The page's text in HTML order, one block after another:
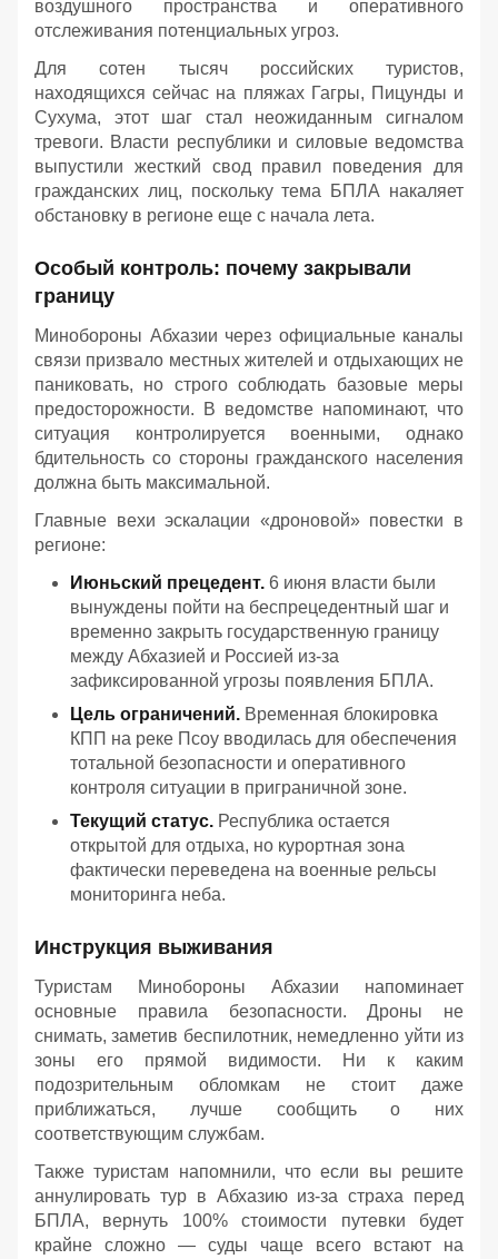
воздушного пространства и оперативного
отслеживания потенциальных угроз.
Для сотен тысяч российских туристов,
находящихся сейчас на пляжах Гагры, Пицунды и
Сухума, этот шаг стал неожиданным сигналом
тревоги. Власти республики и силовые ведомства
выпустили жесткий свод правил поведения для
гражданских лиц, поскольку тема БПЛА накаляет
обстановку в регионе еще с начала лета.
Особый контроль: почему закрывали
границу
Минобороны Абхазии через официальные каналы
связи призвало местных жителей и отдыхающих не
паниковать, но строго соблюдать базовые меры
предосторожности. В ведомстве напоминают, что
ситуация контролируется военными, однако
бдительность со стороны гражданского населения
должна быть максимальной.
Главные вехи эскалации «дроновой» повестки в
регионе:
Июньский прецедент. 6 июня власти были
вынуждены пойти на беспрецедентный шаг и
временно закрыть государственную границу
между Абхазией и Россией из-за
зафиксированной угрозы появления БПЛА.
Цель ограничений. Временная блокировка
КПП на реке Псоу вводилась для обеспечения
тотальной безопасности и оперативного
контроля ситуации в приграничной зоне.
Текущий статус. Республика остается
открытой для отдыха, но курортная зона
фактически переведена на военные рельсы
мониторинга неба.
Инструкция выживания
Туристам Минобороны Абхазии напоминает
основные правила безопасности. Дроны не
снимать, заметив беспилотник, немедленно уйти из
зоны его прямой видимости. Ни к каким
подозрительным обломкам не стоит даже
приближаться, лучше сообщить о них
соответствующим службам.
Также туристам напомнили, что если вы решите
аннулировать тур в Абхазию из-за страха перед
БПЛА, вернуть 100% стоимости путевки будет
крайне сложно — суды чаще всего встают на